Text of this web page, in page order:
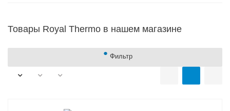
Товары Royal Thermo в нашем магазине
Фильтр